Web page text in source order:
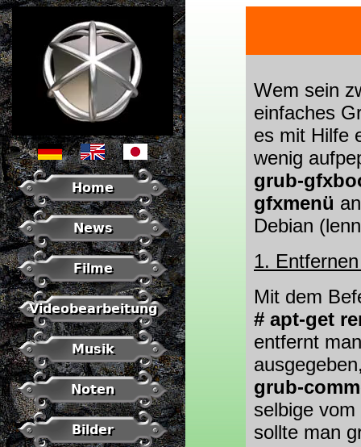
Home
News
Filme
Videobearbeitung
Musik
Noten
Bilder
Wem sein
einfaches
es mit Hilfe
wenig
grub-
gfxmenü
Debian
1.
Mit dem
# apt-get
entfernt
grub-
selbige
sollte man